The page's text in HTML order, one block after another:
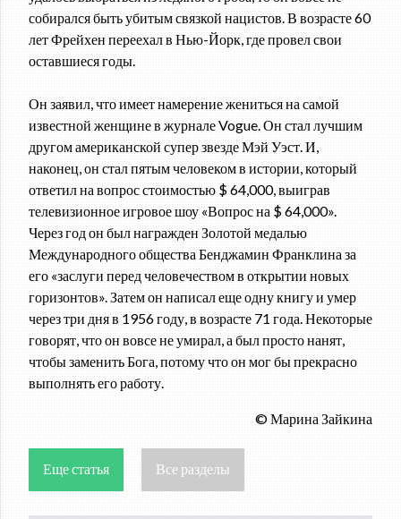
собирался быть убитым связкой нацистов. В возрасте 60
лет Фрейхен переехал в Нью-Йорк, где провел свои
оставшиеся годы.
Он заявил, что имеет намерение жениться на самой
известной женщине в журнале Vogue. Он стал лучшим
другом американской супер звезде Мэй Уэст. И,
наконец, он стал пятым человеком в истории, который
ответил на вопрос стоимостью $ 64,000, выиграв
телевизионное игровое шоу «Вопрос на $ 64,000».
Через год он был награжден Золотой медалью
Международного общества Бенджамин Франклина за
его «заслуги перед человечеством в открытии новых
горизонтов». Затем он написал еще одну книгу и умер
через три дня в 1956 году, в возрасте 71 года. Некоторые
говорят, что он вовсе не умирал, а был просто нанят,
чтобы заменить Бога, потому что он мог бы прекрасно
выполнять его работу.
© Марина Зайкина
Еще статья Все разделы